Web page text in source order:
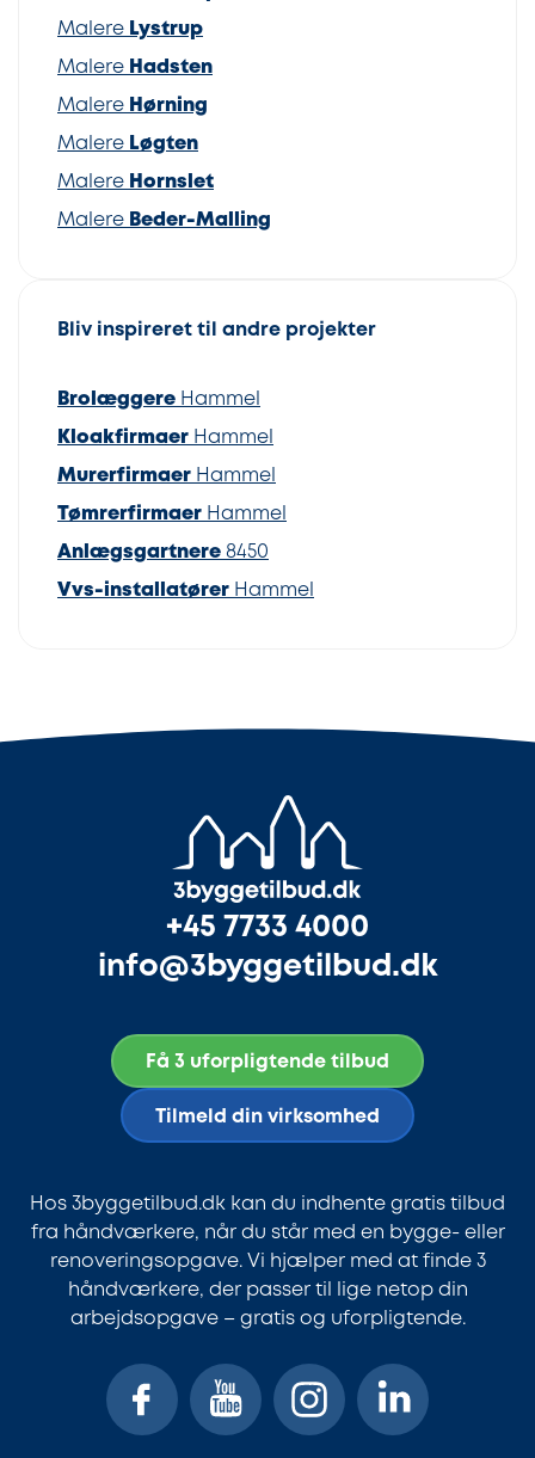
Malere Lystrup
Malere Hadsten
Malere Hørning
Malere Løgten
Malere Hornslet
Malere Beder-Malling
Bliv inspireret til andre projekter
Brolæggere Hammel
Kloakfirmaer Hammel
Murerfirmaer Hammel
Tømrerfirmaer Hammel
Anlægsgartnere 8450
Vvs-installatører Hammel
+45 7733 4000
info@3byggetilbud.dk
Få 3 uforpligtende tilbud
Tilmeld din virksomhed
Hos 3byggetilbud.dk kan du indhente gratis tilbud
fra håndværkere, når du står med en bygge- eller
renoveringsopgave. Vi hjælper med at finde 3
håndværkere, der passer til lige netop din
arbejdsopgave – gratis og uforpligtende.